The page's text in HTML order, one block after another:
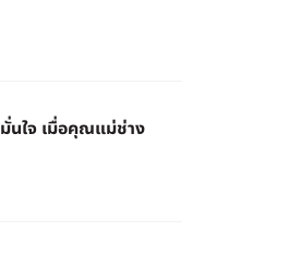
นใจ เมื่อคุณแม่ช่าง